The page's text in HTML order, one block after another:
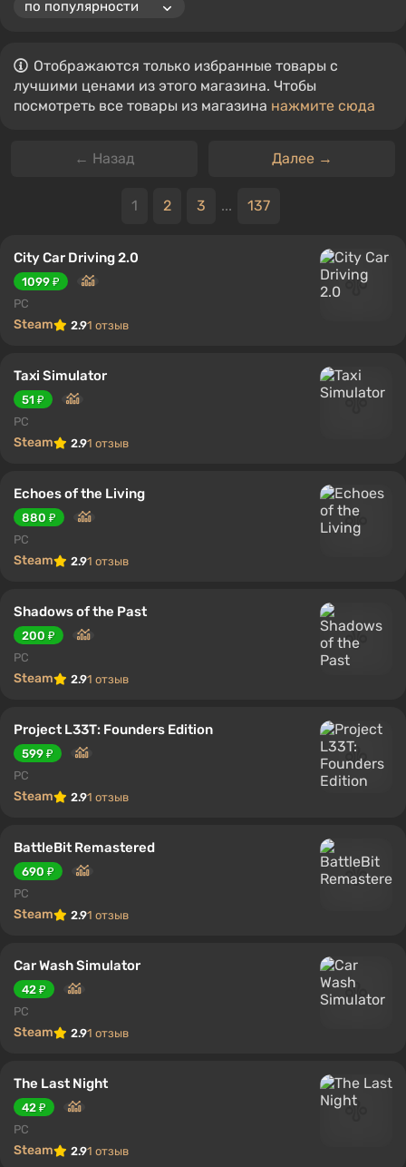
Отображаются только избранные товары с
лучшими ценами из этого магазина. Чтобы
посмотреть все товары из магазина нажмите сюда
← Назад Далее →
1 2 3 ... 137
City Car Driving 2.0
1099 ₽
PC
Steam 2.91 отзыв
Taxi Simulator
51 ₽
PC
Steam 2.91 отзыв
Echoes of the Living
880 ₽
PC
Steam 2.91 отзыв
Shadows of the Past
200 ₽
PC
Steam 2.91 отзыв
Project L33T: Founders Edition
599 ₽
PC
Steam 2.91 отзыв
BattleBit Remastered
690 ₽
PC
Steam 2.91 отзыв
Car Wash Simulator
42 ₽
PC
Steam 2.91 отзыв
The Last Night
42 ₽
PC
Steam 2.91 отзыв